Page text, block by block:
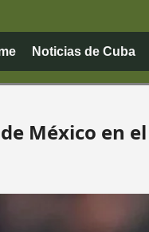
Noticias de Cuba
México en